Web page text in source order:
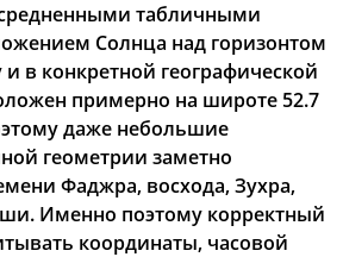
13:10 17:11 20:34
13:10 17:10 20:32 22:30
13:10 17:09 20:30
13:10 17:08 20:28 22:23
13:09 17:07 20:26 22:20
табличными
Солнца над горизонтом
в конкретной географической
примерно на широте 52.7
даже небольшие
геометрии заметно
Фаджра, восхода, Зухра,
Именно поэтому корректный
координаты, часовой